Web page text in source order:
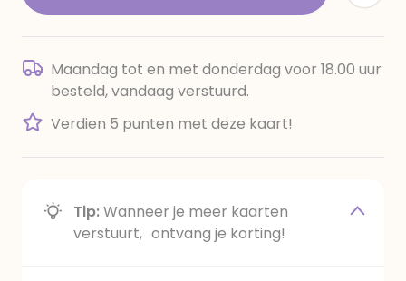
Maandag tot en met donderdag voor 18.00 uur
besteld, vandaag verstuurd.
Verdien 5 punten met deze kaart!
Tip:Wanneer je meer kaarten
verstuurt, ontvang je korting!